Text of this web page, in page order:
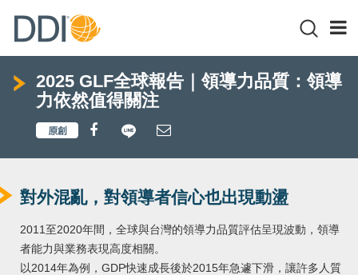
2025 GLF全球報告｜領導力品質：領導
力依然值得關注
對外混亂，對領導者信心也出現動盪
2011至2020年間，全球與台灣的領導力品質評估呈現波動，領導
者能力與業務表現高度相關。
以2014年為例，GDP快速成長後於2015年急遽下滑，讓許多人質